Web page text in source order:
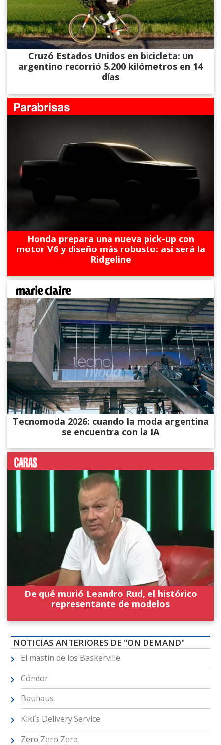
Cruzó Estados Unidos en bicicleta: un
argentino recorrió 5.200 kilómetros en 14
días
Honda prepara una nueva pick-up con
motor V6 y diseño más robusto: así será la
Ridgeline
Tecnomoda 2026: cuando la moda argentina
se encuentra con la IA
De qué murió Leandro Rud, el histórico
representante de modelos
NOTICIAS ANTERIORES DE "ON DEMAND"
El mastín de los Baskerville
Cóndor
Bauhaus
Kiki´s Delivery Service
Zero Zero Zero